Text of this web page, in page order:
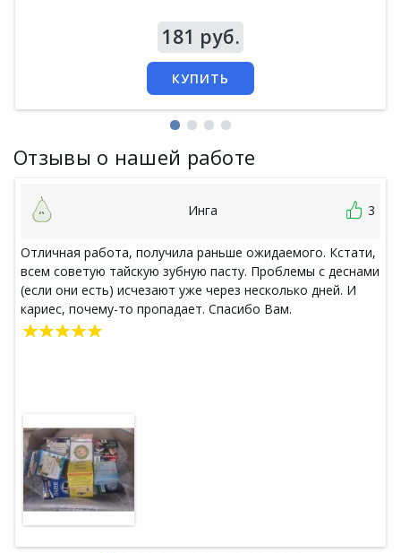
181 руб.
КУПИТЬ
Отзывы о нашей работе
Инга 3
Отличная работа, получила раньше ожидаемого. Кстати,
всем советую тайскую зубную пасту. Проблемы с деснами
(если они есть) исчезают уже через несколько дней. И
кариес, почему-то пропадает. Спасибо Вам.